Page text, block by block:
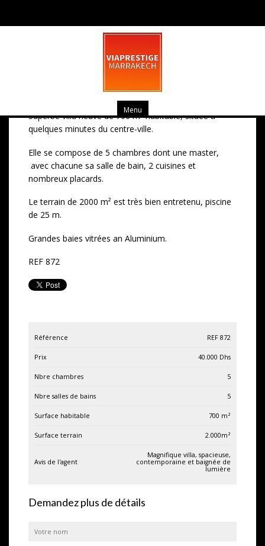
Menu
Superbe Villa, 5 chambres
Superbe villa neuve de 700 m² habitable, située à
quelques minutes du centre-ville.
Elle se compose de 5 chambres dont une master,
avec chacune sa salle de bain, 2 cuisines et
nombreux placards.
Le terrain de 2000 m² est très bien entretenu, piscine
de 25 m.
Grandes baies vitrées an Aluminium.
REF 872
Référence REF 872
Prix 40.000 Dhs
Nbre chambres 5
Nbre salles de bains 5
Surface habitable 700 m²
Surface terrain 2.000m²
Avis de l'agent
Magnifique villa, spacieuse,
contemporaine et baignée de
lumière
Demandez plus de détails